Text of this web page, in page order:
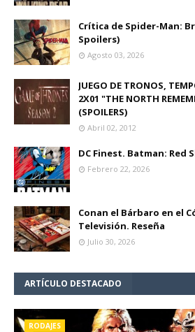
Crítica de Spider-Man:
Spoilers)
Agosto 03, 2026
JUEGO DE TRONOS,
2X01 "THE NORTH
(SPOILERS)
Abril 02, 2012
DC Finest. Batman: Red
Febrero 22, 2026
Conan el Bárbaro en el
Televisión. Reseña
Julio 30, 2026
ARTÍCULO DESTACADO
RODAJES